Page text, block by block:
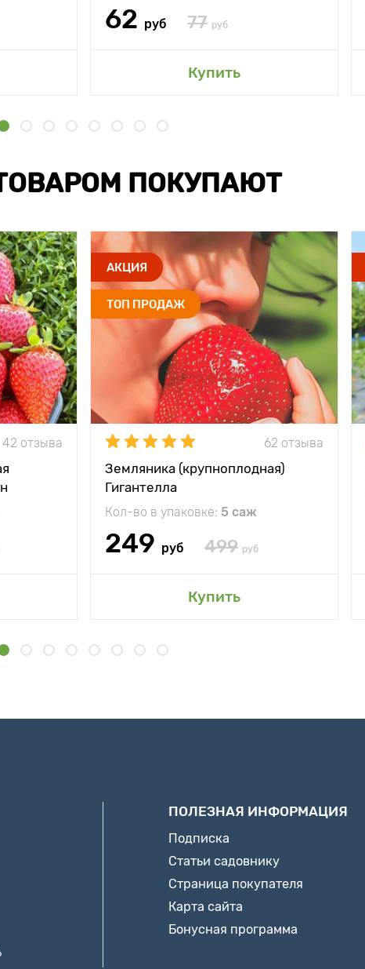
62 руб 77 руб
Купить
ПОКУПАЮТ
42 отзыва
АКЦИЯ
ТОП ПРОДАЖ
62 отзыва
Земляника (крупноплодная)
Гигантелла
Кол-во в упаковке: 5 саж
249 руб 499 руб
Купить
ПОЛЕЗНАЯ ИНФОРМАЦИЯ
Подписка
Статьи садовнику
Страница покупателя
Карта сайта
Бонусная программа